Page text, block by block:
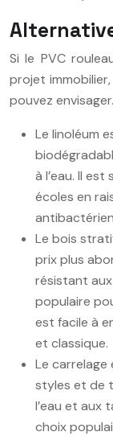
Si le PVC
projet
pouvez envisager.
Le linoléum
à l’eau. Il
écoles en
Le bois
prix plus
résistant
populaire
est facile à
et classique.
Le carrelage
styles et de
l’eau et aux
choix